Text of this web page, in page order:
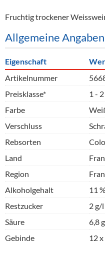
Fruchtig trockener
Allgemeine Angaben
Eigenschaft
Artikelnummer
Preisklasse*
1 -
Farbe
Verschluss
Rebsorten
Land
Region
Alkoholgehalt
11 %
Restzucker
2 g/l
Säure
6,8
Gebinde
12 x